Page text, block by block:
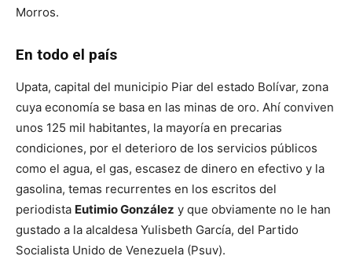
Morros.
En todo el país
Upata, capital del municipio Piar del estado Bolívar, zona
cuya economía se basa en las minas de oro. Ahí conviven
unos 125 mil habitantes, la mayoría en precarias
condiciones, por el deterioro de los servicios públicos
como el agua, el gas, escasez de dinero en efectivo y la
gasolina, temas recurrentes en los escritos del
periodista Eutimio González y que obviamente no le han
gustado a la alcaldesa Yulisbeth García, del Partido
Socialista Unido de Venezuela (Psuv).